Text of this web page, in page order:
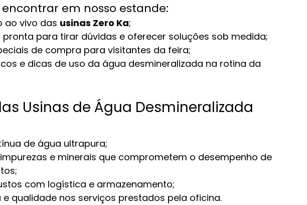
em nosso estande:
ao vivo das usinas Zero Ka;
pronta para tirar dúvidas e oferecer soluções sob medida;
de compra para visitantes da feira;
e dicas de uso da água desmineralizada na rotina da
Usinas de Água Desmineralizada
de água ultrapura;
e minerais que comprometem o desempenho de
com logística e armazenamento;
e qualidade nos serviços prestados pela oficina.